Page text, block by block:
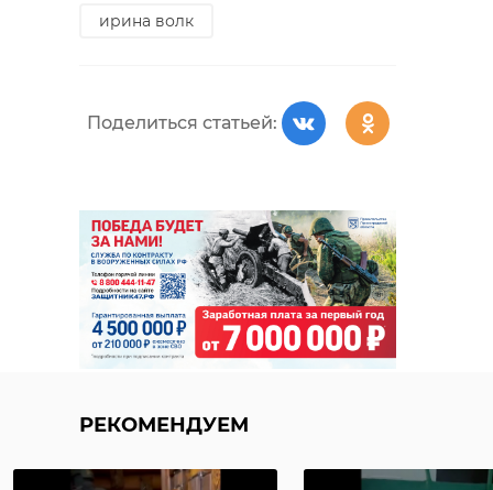
ирина волк
Поделиться статьей:
РЕКОМЕНДУЕМ